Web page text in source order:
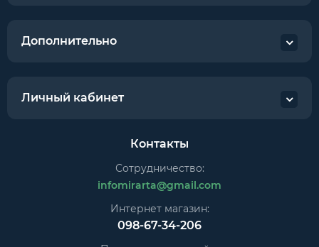
Дополнительно
Личный кабинет
Контакты
Сотрудничество:
infomirarta@gmail.com
Интернет магазин:
098-67-34-206